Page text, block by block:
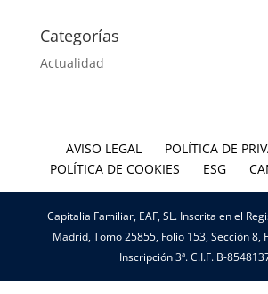
Categorías
Actualidad
AVISO LEGAL
POLÍTICA DE
POLÍTICA DE COOKIES
ESG
Capitalia Familiar, EAF, SL. Inscrita en el
Madrid, Tomo 25855, Folio 153, Sección 8,
Inscripción 3ª. C.I.F. B-